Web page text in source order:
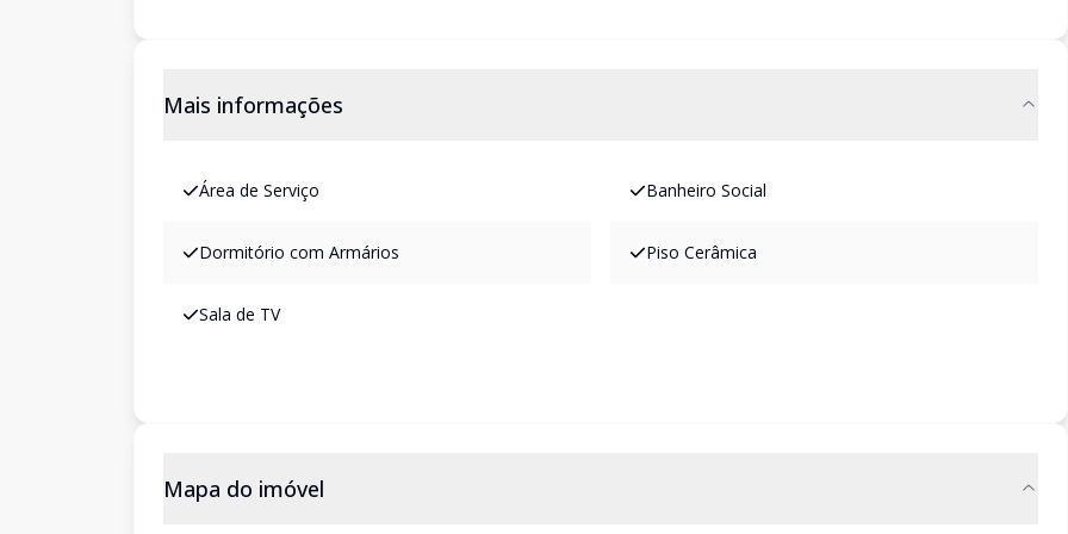
Mais informações
Área de Serviço Banheiro Social
Dormitório com Armários Piso Cerâmica
Sala de TV
Mapa do imóvel